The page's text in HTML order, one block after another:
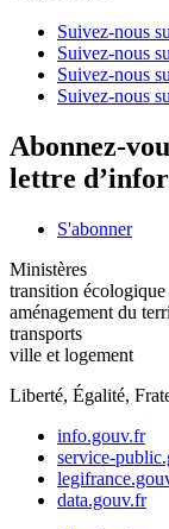
Suivez-nous
Suivez-nous
Suivez-nous
Suivez-nous
Abonnez-
lettre
S'abonner
Ministères
transition écologique
aménagement du
transports
ville et logement
Liberté, Égalité,
info.gouv.fr
service-
data.gouv.fr